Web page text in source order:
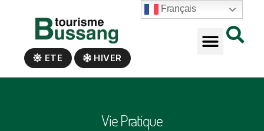
ETE HIVER
Vie Pratique
Français
Panneau de gestion des cookies